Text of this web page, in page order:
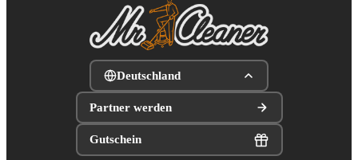
Deutschland
Partner werden
Gutschein